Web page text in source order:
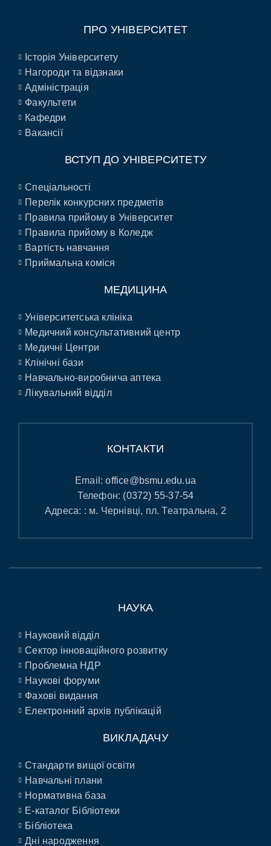
ПРО УНІВЕРСИТЕТ
Історія Університету
Нагороди та відзнаки
Адміністрація
Факультети
Кафедри
Вакансії
ВСТУП ДО УНІВЕРСИТЕТУ
Спеціальності
Перелік конкурсних предметів
Правила прийому в Університет
Правила прийому в Коледж
Вартість навчання
Приймальна коміся
МЕДИЦИНА
Університетська клініка
Медичний консультативний центр
Медичні Центри
Клінічні бази
Навчально-виробнича аптека
Лікувальний відділ
КОНТАКТИ
Email:office@bsmu.edu.ua
Телефон: (0372) 55-37-54
Адреса: : м. Чернівці, пл. Театральна, 2
НАУКА
Науковий відділ
Сектор інноваційного розвитку
Проблемна НДР
Наукові форуми
Фахові видання
Електронний архів публікацій
ВИКЛАДАЧУ
Стандарти вищої освіти
Навчальні плани
Нормативна база
E-каталог Бібліотеки
Бібліотека
Дні народження